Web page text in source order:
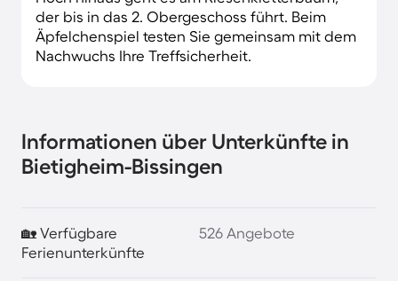
der bis in das 2. Obergeschoss führt. Beim
Äpfelchenspiel testen Sie gemeinsam mit dem
Nachwuchs Ihre Treffsicherheit.
Informationen über Unterkünfte in
Bietigheim-Bissingen
🏡 Verfügbare
Ferienunterkünfte
526 Angebote